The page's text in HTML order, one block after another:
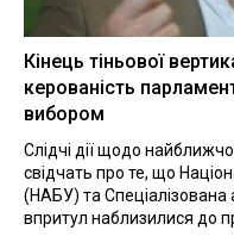
Кінець тіньової
керованість
вибором
Слідчі дії щодо
свідчать про те, що
(НАБУ) та Спеціалізована
впритул наблизилися до